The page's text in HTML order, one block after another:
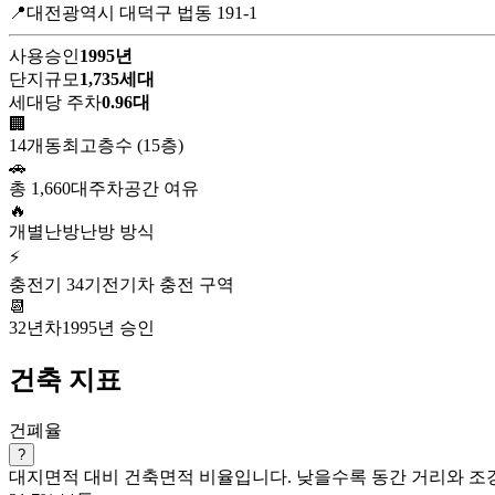
📍대전광역시 대덕구 법동 191-1
사용승인1995년
단지규모 1,735세대
세대당 주차0.96대
🏢
14개동최고층수 (15층)
🚗
총 1,660대 주차공간 여유
🔥
개별난방난방 방식
⚡
충전기 34기 전기차 충전 구역
📆
32년차1995년 승인
건축 지표
건폐율
?
대지면적 대비 건축면적 비율입니다. 낮을수록 동간 거리와 조